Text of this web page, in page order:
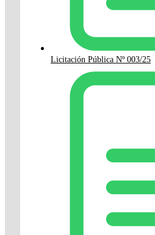
Licitación Pública Nº 003/25